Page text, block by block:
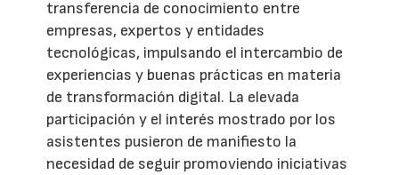
transferencia de conocimiento entre
empresas, expertos y entidades
tecnológicas, impulsando el intercambio de
experiencias y buenas prácticas en materia
de transformación digital. La elevada
participación y el interés mostrado por los
asistentes pusieron de manifiesto la
necesidad de seguir promoviendo iniciativas